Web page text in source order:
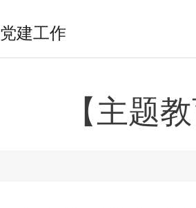
党建工作
【主题